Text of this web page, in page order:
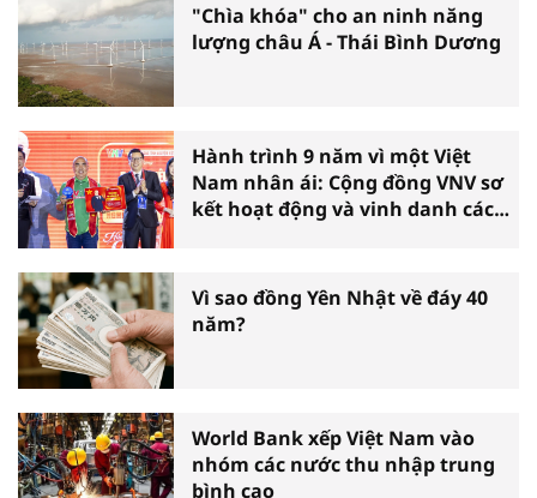
"Chìa khóa" cho an ninh năng
lượng châu Á - Thái Bình Dương
Hành trình 9 năm vì một Việt
Nam nhân ái: Cộng đồng VNV sơ
kết hoạt động và vinh danh các
Vì sao đồng Yên Nhật về đáy 40
năm?
World Bank xếp Việt Nam vào
nhóm các nước thu nhập trung
bình cao